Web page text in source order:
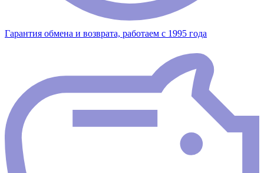
Гарантия обмена и возврата, работаем с 1995 года